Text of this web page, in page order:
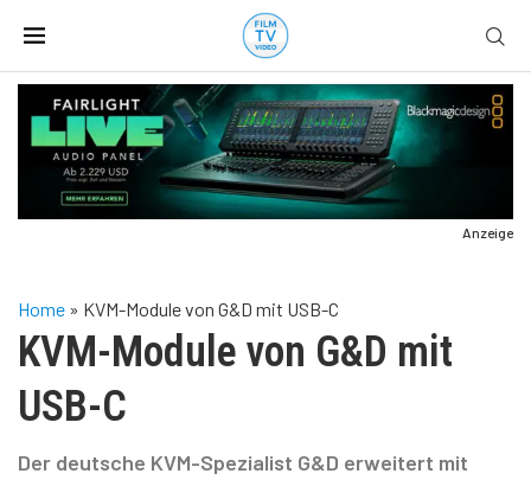
Anzeige
Home » KVM-Module von G&D mit USB-C
KVM-Module von G&D mit
USB-C
Der deutsche KVM-Spezialist G&D erweitert mit